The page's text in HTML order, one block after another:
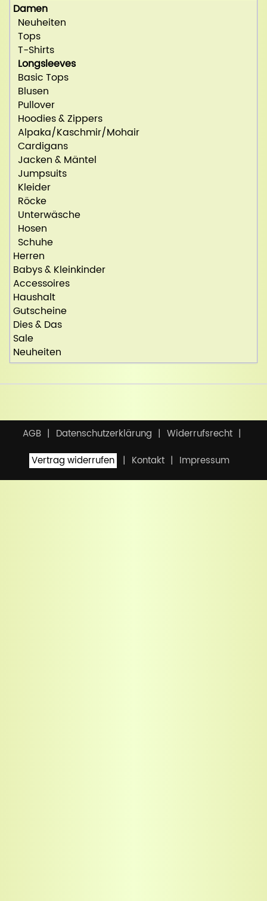
Damen
Neuheiten
Tops
T-Shirts
Longsleeves
Basic Tops
Blusen
Pullover
Hoodies & Zippers
Alpaka/Kaschmir/Mohair
Cardigans
Jacken & Mäntel
Jumpsuits
Kleider
Röcke
Unterwäsche
Hosen
Schuhe
Herren
Babys & Kleinkinder
Accessoires
Haushalt
Gutscheine
Dies & Das
Sale
Neuheiten
AGB Datenschutzerklärung
Widerrufsrecht
Vertrag widerrufen
Kontakt Impressum